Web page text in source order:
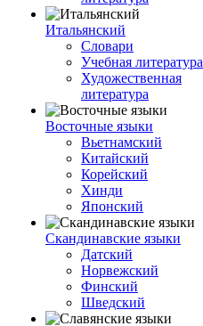
Итальянский
Словари
Учебная литература
Художественная
литература
Восточные языки
Вьетнамский
Китайский
Корейский
Хинди
Японский
Скандинавские языки
Датский
Норвежский
Финский
Шведский